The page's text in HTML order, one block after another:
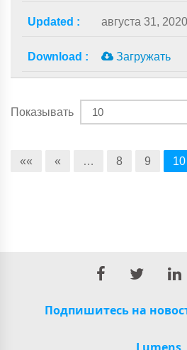
августа 31, 2020
Загружать
Показывать
«« « … 8 9 10
Подпишитесь на